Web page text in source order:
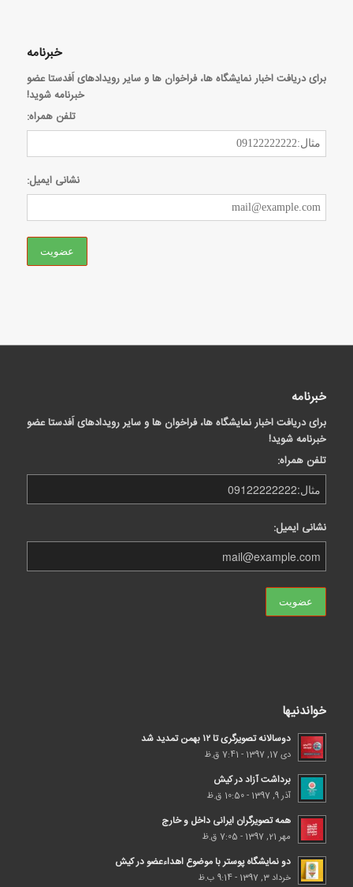
خبرنامه
برای دریافت اخبار نمایشگاه ها، فراخوان ها و سایر رویدادهای اَفدستا عضو
خبرنامه شوید!
تلفن همراه:
نشانی ایمیل:
خبرنامه
برای دریافت اخبار نمایشگاه ها، فراخوان ها و سایر رویدادهای اَفدستا عضو
خبرنامه شوید!
تلفن همراه:
نشانی ایمیل:
خواندنیها
دوسالانه تصویرگری تا ۱۲ بهمن تمدید شد
دی 17, 1397 - 7:41 ق.ظ
برداشت آزاد در کیش
آذر 9, 1397 - 10:50 ق.ظ
همه تصویرگران ایرانی داخل و خارج
مهر 21, 1397 - 7:05 ق.ظ
دو نمایشگاه پوستر با موضوع اهداء‌عضو در کیش
خرداد 3, 1397 - 9:14 ب.ظ